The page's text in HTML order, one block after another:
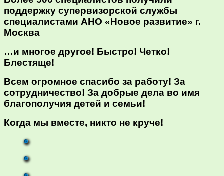
поддержку супервизорской службы
специалистами АНО «Новое развитие» г.
Москва
…и многое другое! Быстро! Четко!
Блестяще!
Всем огромное спасибо за работу! За
сотрудничество! За добрые дела во имя
благополучия детей и семьи!
Когда мы вместе, никто не круче!